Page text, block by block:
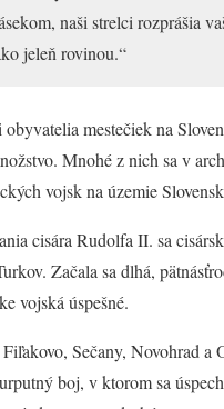
naši strelci rozprášia
jeleň rovinou.“
mestečiek na
Mnohé z nich sa v
vojsk na územie
cisára Rudolfa II. sa
Začala sa dlhá,
vojská úspešné.
Sečany, Novohrad a
boj, v ktorom sa